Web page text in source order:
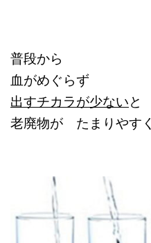
普段から
血がめぐらず
出すチカラが少ないと
老廃物が たまりやすく